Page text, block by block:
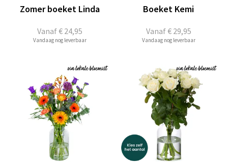
Vanaf€ 24,95
Zomer boeket Linda
Vandaag nog leverbaar
Vanaf€ 29,95
Boeket Kemi
Vandaag nog leverbaar